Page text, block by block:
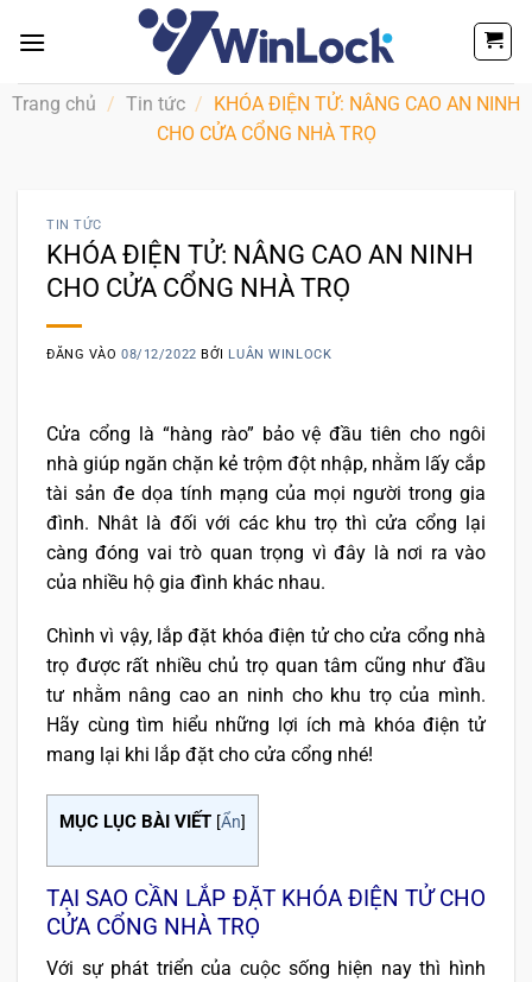
qua
dung
Trang chủ / Tin tức / KHÓA ĐIỆN TỬ: NÂNG CAO AN NINH
CHO CỬA CỔNG NHÀ TRỌ
TIN TỨC
KHÓA ĐIỆN TỬ: NÂNG CAO AN NINH
CHO CỬA CỔNG NHÀ TRỌ
ĐĂNG VÀO08/12/2022 BỞI LUÂN WINLOCK
Cửa cổng là “hàng rào” bảo vệ đầu tiên cho ngôi
nhà giúp ngăn chặn kẻ trộm đột nhập, nhằm lấy cắp
tài sản đe dọa tính mạng của mọi người trong gia
đình. Nhât là đối với các khu trọ thì cửa cổng lại
càng đóng vai trò quan trọng vì đây là nơi ra vào
của nhiều hộ gia đình khác nhau.
Chình vì vậy, lắp đặt khóa điện tử cho cửa cổng nhà
trọ được rất nhiều chủ trọ quan tâm cũng như đầu
tư nhằm nâng cao an ninh cho khu trọ của mình.
Hãy cùng tìm hiểu những lợi ích mà khóa điện tử
mang lại khi lắp đặt cho cửa cổng nhé!
MỤC LỤC BÀI VIẾT [Ẩn]
TẠI SAO CẦN LẮP ĐẶT KHÓA ĐIỆN TỬ CHO
CỬA CỔNG NHÀ TRỌ
Với sự phát triển của cuộc sống hiện nay thì hình